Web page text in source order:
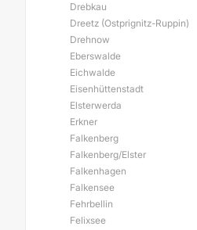
Drebkau
Dreetz (Ostprignitz-Ruppin)
Drehnow
Eberswalde
Eichwalde
Eisenhüttenstadt
Elsterwerda
Erkner
Falkenberg
Falkenberg/Elster
Falkenhagen
Falkensee
Fehrbellin
Felixsee